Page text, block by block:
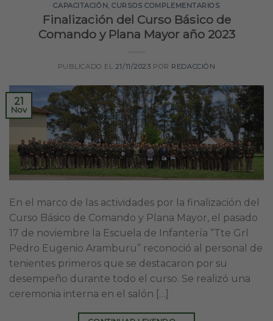
CAPACITACIÓN ,CURSOS COMPLEMENTARIOS
Finalización del Curso Básico de
Comando y Plana Mayor año 2023
PUBLICADO EL 21/11/2023 POR REDACCIÓN
21
Nov
En el marco de las actividades por la finalización del
Curso Básico de Comando y Plana Mayor, el pasado
17 de noviembre la Escuela de Infantería “Tte Grl
Pedro Eugenio Aramburu” reconoció al personal de
tenientes primeros que se destacaron por su
desempeño durante todo el curso. Se realizó una
ceremonia interna en el salón […]